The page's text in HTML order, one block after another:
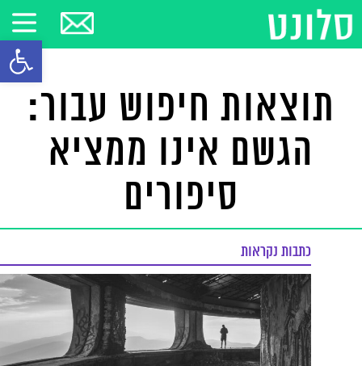
פתח
תוצאות חיפוש עבור:
הגשם אינו ממציא
סיפורים
כתבות נקראות